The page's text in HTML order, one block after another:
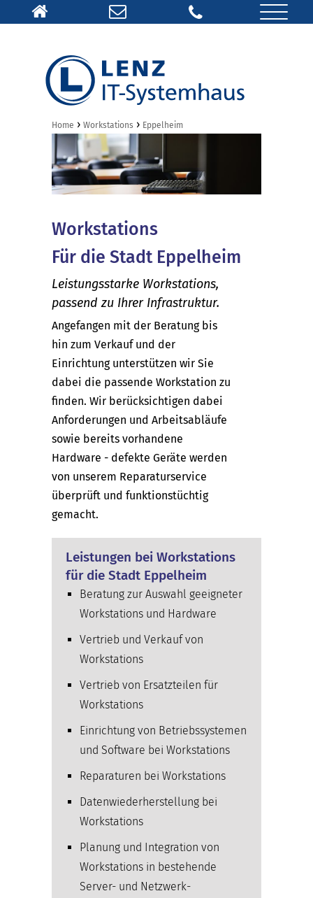
Home › Workstations › Eppelheim
Workstations
Für die Stadt Eppelheim
Leistungsstarke Workstations,
passend zu Ihrer Infrastruktur.
Angefangen mit der Beratung bis
hin zum Verkauf und der
Einrichtung unterstützen wir Sie
dabei die passende Workstation zu
finden. Wir berücksichtigen dabei
Anforderungen und Arbeitsabläufe
sowie bereits vorhandene
Hardware - defekte Geräte werden
von unserem Reparaturservice
überprüft und funktionstüchtig
gemacht.
Leistungen bei Workstations
für die Stadt Eppelheim
Beratung zur Auswahl geeigneter
Workstations und Hardware
Vertrieb und Verkauf von
Workstations
Vertrieb von Ersatzteilen für
Workstations
Einrichtung von Betriebssystemen
und Software bei Workstations
Reparaturen bei Workstations
Datenwiederherstellung bei
Workstations
Planung und Integration von
Workstations in bestehende
Server- und Netzwerk­